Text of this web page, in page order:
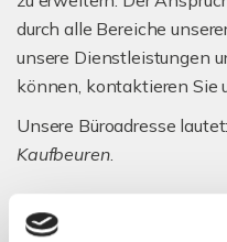
durch alle Bereiche
unsere Dienstleistungen
können, kontaktieren Sie
Unsere Büroadresse
Kaufbeuren.